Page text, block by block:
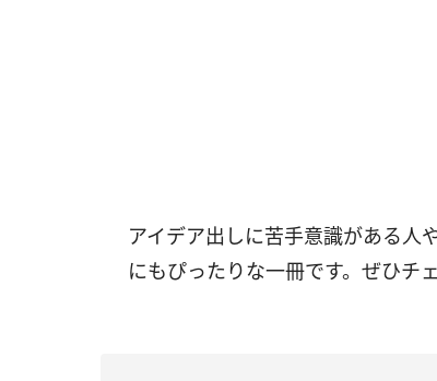
アイデア出しに苦手意識がある人
にもぴったりな一冊です。ぜひチ